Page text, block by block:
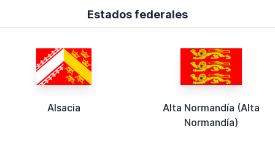
Estados federales
Alsacia
Alta Normandía (Alta
Normandía)